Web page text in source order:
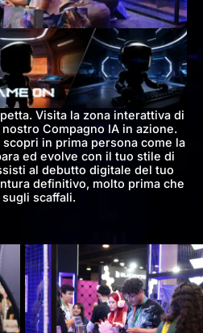
Visita la zona interattiva di
Compagno IA in azione.
scopri in prima persona come la
ed evolve con il tuo stile di
al debutto digitale del tuo
definitivo, molto prima che
scaffali.